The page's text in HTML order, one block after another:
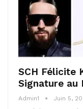
SCH Félicite
Signature au
Admin1 Juin 5,